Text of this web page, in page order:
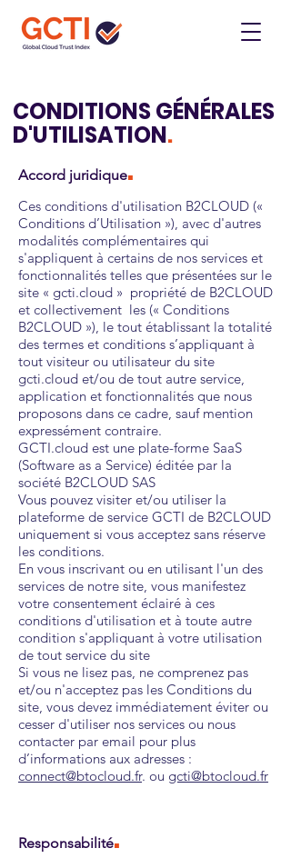
CONDITIONS GÉNÉRALES
D'UTILISATION.
Accord juridique.
Ces conditions d'utilisation B2CLOUD («
Conditions d’Utilisation »), avec d'autres
modalités complémentaires qui
s'appliquent à certains de nos services et
fonctionnalités telles que présentées sur le
site « gcti.cloud » propriété de B2CLOUD
et collectivement les (« Conditions
B2CLOUD »), le tout établissant la totalité
des termes et conditions s’appliquant à
tout visiteur ou utilisateur du site
gcti.cloud et/ou de tout autre service,
application et fonctionnalités que nous
proposons dans ce cadre, sauf mention
expressément contraire.
GCTI.cloud est une plate-forme SaaS
(Software as a Service) éditée par la
société B2CLOUD SAS
Vous pouvez visiter et/ou utiliser la
plateforme de service GCTI de B2CLOUD
uniquement si vous acceptez sans réserve
les conditions.
En vous inscrivant ou en utilisant l'un des
services de notre site, vous manifestez
votre consentement éclairé à ces
conditions d'utilisation et à toute autre
condition s'appliquant à votre utilisation
de tout service du site
Si vous ne lisez pas, ne comprenez pas
et/ou n'acceptez pas les Conditions du
site, vous devez immédiatement éviter ou
cesser d'utiliser nos services ou nous
contacter par email pour plus
d’informations aux adresses :
connect@btocloud.fr. ou gcti@btocloud.fr
Responsabilité.